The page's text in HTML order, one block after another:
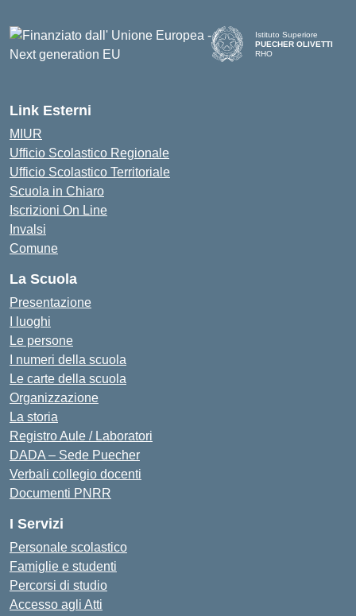
Istituto Superiore
PUECHER OLIVETTI
RHO
Link Esterni
MIUR
Ufficio Scolastico Regionale
Ufficio Scolastico Territoriale
Scuola in Chiaro
Iscrizioni On Line
Invalsi
Comune
La Scuola
Presentazione
I luoghi
Le persone
I numeri della scuola
Le carte della scuola
Organizzazione
La storia
Registro Aule / Laboratori
DADA – Sede Puecher
Verbali collegio docenti
Documenti PNRR
I Servizi
Personale scolastico
Famiglie e studenti
Percorsi di studio
Accesso agli Atti